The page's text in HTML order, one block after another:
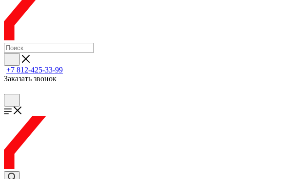
+7 812-425-33-99
Заказать звонок